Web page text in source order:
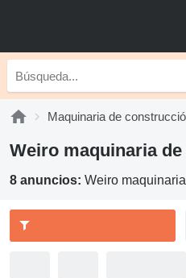
Maquinaria de
Weiro maquinaria
8 anuncios: Weiro